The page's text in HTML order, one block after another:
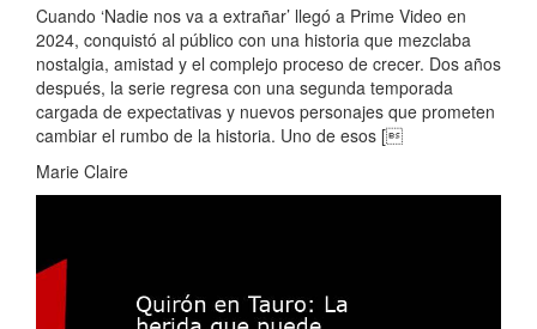
Cuando ‘Nadie nos va a extrañar’ llegó a Prime Video en
2024, conquistó al público con una historia que mezclaba
nostalgia, amistad y el complejo proceso de crecer. Dos años
después, la serie regresa con una segunda temporada
cargada de expectativas y nuevos personajes que prometen
cambiar el rumbo de la historia. Uno de esos [
Marie Claire